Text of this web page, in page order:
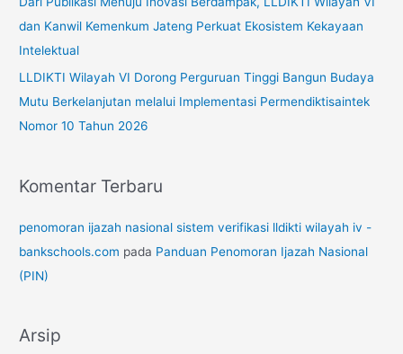
dan Kanwil Kemenkum Jateng Perkuat Ekosistem Kekayaan
Intelektual
LLDIKTI Wilayah VI Dorong Perguruan Tinggi Bangun Budaya
Mutu Berkelanjutan melalui Implementasi Permendiktisaintek
Nomor 10 Tahun 2026
Komentar Terbaru
penomoran ijazah nasional sistem verifikasi lldikti wilayah iv -
bankschools.com pada Panduan Penomoran Ijazah Nasional
(PIN)
Arsip